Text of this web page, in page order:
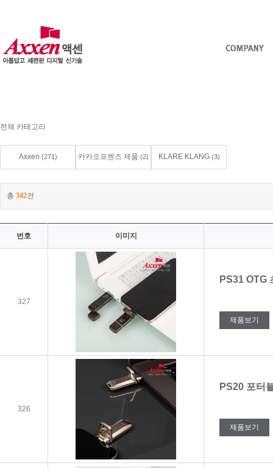
전체 카테고리
Axxen (271) 카카오프렌즈 제품 (2) KLARE KLANG (3)
총 342건
번호 이미지
327
PS31 OTG
제품보기
326
PS20 포터
제품보기